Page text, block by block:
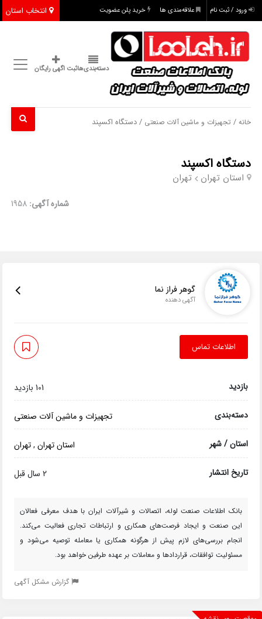
انتخاب استان ورود / ثبت نام علاقه‌مندی ها خرید پلن عضویت
دسته‌بندی‌هاثبت اگهی رایگان
خانه / تجهیزات و ماشین آلات صنعتی / دستگاه اکسپند
دستگاه اکسپند
استان تهران تهران
شماره آگهی: 1958
گوهر فراز نما
آگهی دهنده
اطلاعات تماس
بازدید 101 بازدید
دسته‌بندی تجهیزات و ماشین آلات صنعتی
استان / شهر استان تهران,تهران
تاریخ انتشار 2 سال قبل
بانک اطلاعات صنعت لوله، اتصالات و شیرآلات ایران با هدف معرفی فعالان
این صنعت و ایجاد فرصت‌های همکاری و ارتباطات تجاری فعالیت می‌کند.
انجام بررسی‌های لازم پیش از هرگونه همکاری یا معامله توصیه می‌شود و
مسئولیت توافقات، قراردادها و معاملات بر عهده طرفین خواهد بود.
گزارش مشکل آگهی